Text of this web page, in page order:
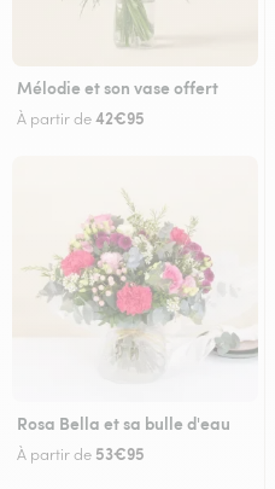
Mélodie et son vase offert
À partir de42€95
Rosa Bella et sa bulle d'eau
À partir de 53€95